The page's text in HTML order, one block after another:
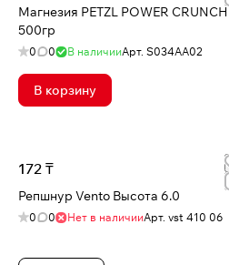
Магнезия PETZL POWER CRUNCH
500гр
0 0 В наличииАрт. S034AA02
В корзину
172 ₸
Репшнур Vento Высота 6.0
0 0 Нет в наличииАрт. vst 410 06